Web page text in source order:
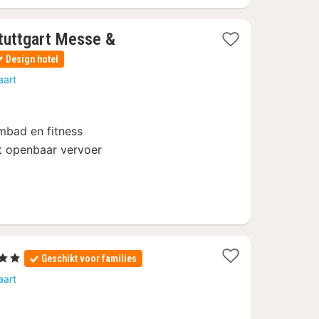
Messe &
Design hotel
en fitness
openbaar vervoer
nachten
2 Sterren Geschikt voor families